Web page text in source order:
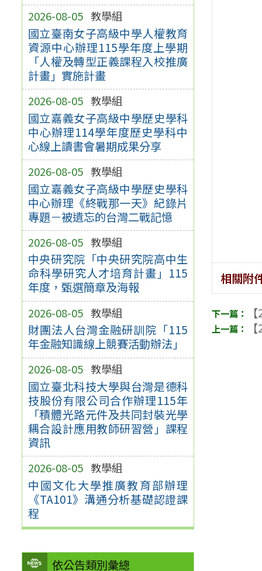
2026-08-05 教學組
國立臺南女子高級中學人權教育
資源中心辦理115學年度上學期
「人權及轉型正義課程入校推廣
計畫」實施計畫
2026-08-05 教學組
國立嘉義女子高級中學歷史學科
中心辦理114學年度歷史學科中
心線上讀書會暑期成果分享
2026-08-05 教學組
國立嘉義女子高級中學歷史學科
中心辦理《終戰那一天》紀錄片
專題－被遺忘的台灣二戰記憶
2026-08-05 教學組
中央研究院「中央研究院高中生
命科學研究人才培育計畫」115
年度，甄選簡章及海報
2026-08-05 教學組
財團法人台灣金融研訓院「115
年金融知識線上競賽活動辦法」
2026-08-05 教學組
國立臺北科技大學與台灣是德科
技股份有限公司合作辦理115年
「積體光路元件及共同封裝光學
耦合設計應用教師研習營」課程
資訊
2026-08-05 教學組
中國文化大學推廣教育部辦理
《TA101》溝通分析基礎認證課
程
依公告類別彙總
相關附